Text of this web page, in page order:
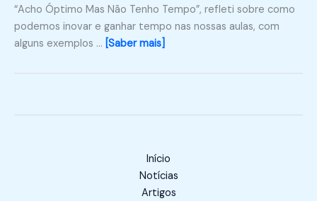
“Acho Óptimo Mas Não Tenho Tempo”, refleti sobre como
podemos inovar e ganhar tempo nas nossas aulas, com
alguns exemplos … [Saber mais]
Início
Notícias
Artigos